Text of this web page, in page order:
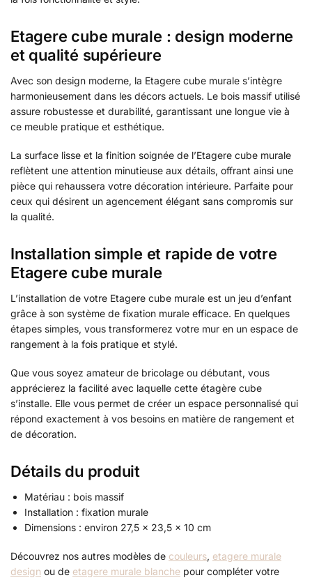
Etagere cube murale : design moderne
et qualité supérieure
Avec son design moderne, la Etagere cube murale s’intègre
harmonieusement dans les décors actuels. Le bois massif utilisé
assure robustesse et durabilité, garantissant une longue vie à
ce meuble pratique et esthétique.
La surface lisse et la finition soignée de l’Etagere cube murale
reflètent une attention minutieuse aux détails, offrant ainsi une
pièce qui rehaussera votre décoration intérieure. Parfaite pour
ceux qui désirent un agencement élégant sans compromis sur
la qualité.
Installation simple et rapide de votre
Etagere cube murale
L’installation de votre Etagere cube murale est un jeu d’enfant
grâce à son système de fixation murale efficace. En quelques
étapes simples, vous transformerez votre mur en un espace de
rangement à la fois pratique et stylé.
Que vous soyez amateur de bricolage ou débutant, vous
apprécierez la facilité avec laquelle cette étagère cube
s’installe. Elle vous permet de créer un espace personnalisé qui
répond exactement à vos besoins en matière de rangement et
de décoration.
Détails du produit
Matériau : bois massif
Installation : fixation murale
Dimensions : environ 27,5 x 23,5 x 10 cm
Découvrez nos autres modèles de couleurs, etagere murale
design ou de etagere murale blanche pour compléter votre